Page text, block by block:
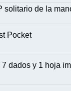
solitario de la
Pocket
dados y 1 hoja